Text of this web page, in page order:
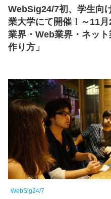
WebSig24/7初、学生向
業大学にて開催！～11
業界・Web業界・ネッ
作り方」
WebSig24/7